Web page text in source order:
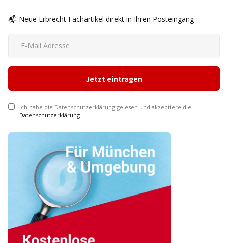
📬 Neue Erbrecht Fachartikel direkt in Ihren Posteingang
Ich habe die Datenschutzerklärung gelesen und akzeptiere die
Datenschutzerklärung